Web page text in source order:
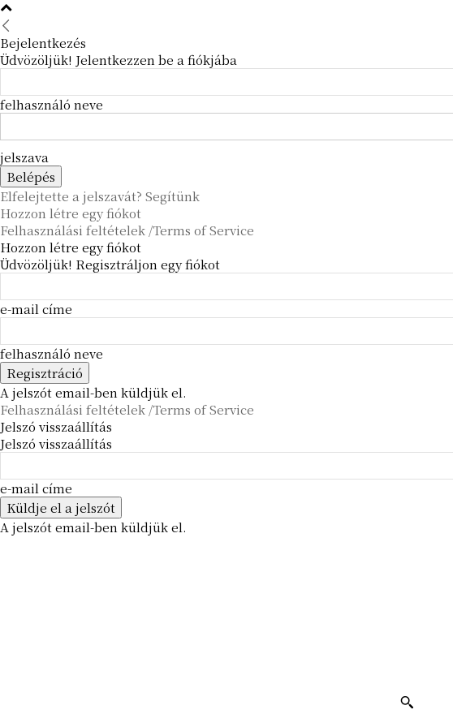
Bejelentkezés
Üdvözöljük! Jelentkezzen be a fiókjába
felhasználó neve
jelszava
Elfelejtette a jelszavát? Segítünk
Hozzon létre egy fiókot
Felhasználási feltételek /Terms of Service
Hozzon létre egy fiókot
Üdvözöljük! Regisztráljon egy fiókot
e-mail címe
felhasználó neve
A jelszót email-ben küldjük el.
Felhasználási feltételek /Terms of Service
Jelszó visszaállítás
Jelszó visszaállítás
e-mail címe
A jelszót email-ben küldjük el.